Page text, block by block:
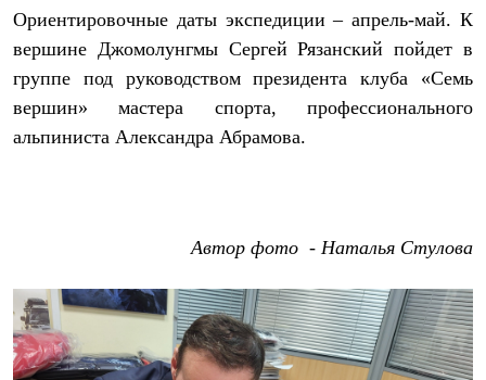
Сумки
Гермомешки
Полезные аксессуары
Книги
Еда
Коврики
Обувь
Гамаши и бахилы
Гамаши
Бахилы
Тапочки и чуни
Ориентировочные даты экспедиции – апрель-май. К
вершине Джомолунгмы Сергей Рязанский пойдет в
группе под руководством президента клуба «Семь
вершин» мастера спорта, профессионального
альпиниста Александра Абрамова.
Автор фото - Наталья Стулова